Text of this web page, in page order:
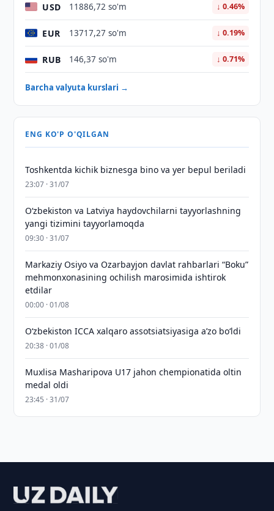
USD 11886,72 so'm ↓ 0.46%
EUR 13717,27 so'm ↓ 0.19%
RUB 146,37 so'm ↓ 0.71%
Barcha valyuta kurslari →
ENG KO'P O'QILGAN
Toshkentda kichik biznesga bino va yer bepul beriladi
23:07 · 31/07
Oʻzbekiston va Latviya haydovchilarni tayyorlashning
yangi tizimini tayyorlamoqda
09:30 · 31/07
Markaziy Osiyo va Ozarbayjon davlat rahbarlari “Boku”
mehmonxonasining ochilish marosimida ishtirok
etdilar
00:00 · 01/08
O‘zbekiston ICCA xalqaro assotsiatsiyasiga aʼzo bo‘ldi
20:38 · 01/08
Muxlisa Masharipova U17 jahon chempionatida oltin
medal oldi
23:45 · 31/07